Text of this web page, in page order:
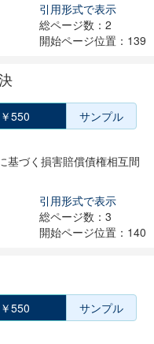
引用形式で表示
総ページ数：2
開始ページ位置：139
￥550 サンプル
基づく損害賠償債権相互間
引用形式で表示
総ページ数：3
開始ページ位置：140
￥550 サンプル